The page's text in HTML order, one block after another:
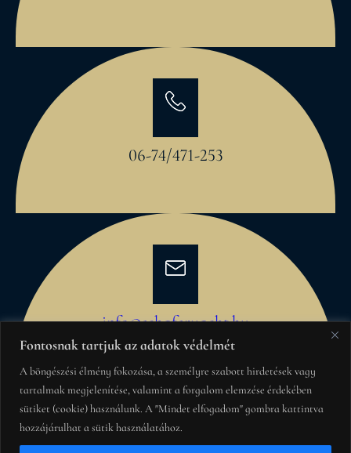
Fontosnak tartjuk az adatok védelmét
A böngészési élmény fokozása, a személyre szabott hirdetések vagy
tartalmak megjelenítése, valamint a forgalom elemzése érdekében
sütiket (cookie) használunk. A "Mindet elfogadom" gombra kattintva
hozzájárulhat a sütik használatához.
06-74/471-253
info@schaferyacht.hu
Schafer Yacht Kft. – Hajógyártás 1985 óta.